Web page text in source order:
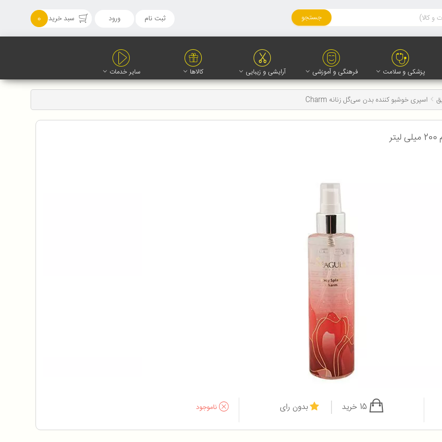
جستجو ثبت نام ورود سبد خرید 0
پزشکی و سلامت فرهنگی و آموزشی آرایشی و زیبایی کالاها سایر خدمات
اسپری خوشبو کننده بدن سی‌گل زنانه Charm
بدون رای ناموجود